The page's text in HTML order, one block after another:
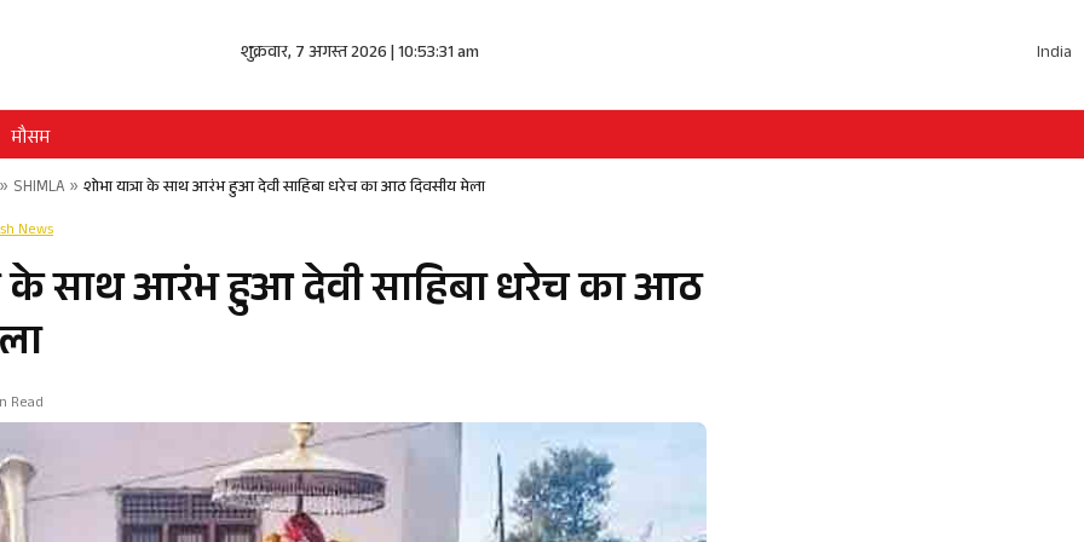
शुक्रवार, 7 अगस्त 2026 | 10:53:31 am India
मौसम
» SHIMLA » शोभा यात्रा के साथ आरंभ हुआ देवी साहिबा धरेच का आठ दिवसीय मेला
News
के साथ आरंभ हुआ देवी साहिबा धरेच का आठ
Read